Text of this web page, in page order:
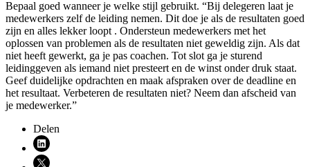
Bepaal goed wanneer je welke stijl gebruikt. “Bij delegeren laat je
medewerkers zelf de leiding nemen. Dit doe je als de resultaten goed
zijn en alles lekker loopt . Ondersteun medewerkers met het
oplossen van problemen als de resultaten niet geweldig zijn. Als dat
niet heeft gewerkt, ga je pas coachen. Tot slot ga je sturend
leidinggeven als iemand niet presteert en de winst onder druk staat.
Geef duidelijke opdrachten en maak afspraken over de deadline en
het resultaat. Verbeteren de resultaten niet? Neem dan afscheid van
je medewerker.”
Delen
Deel via LinkedIn (opent nieuw venster)
Deel via X (opent nieuw venster)